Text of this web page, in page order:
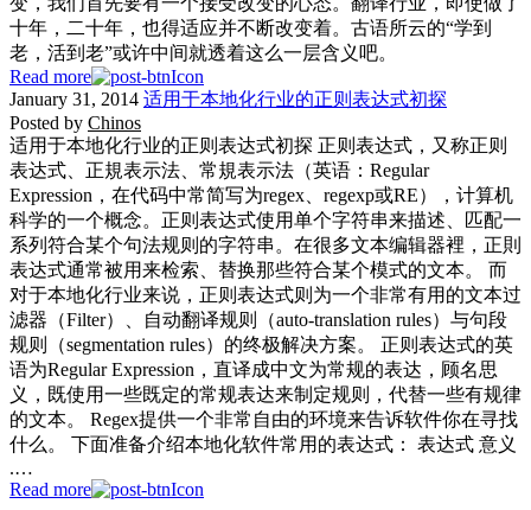
十年，二十年，也得适应并不断改变着。古语所云的“学到
老，活到老”或许中间就透着这么一层含义吧。
Read more
January 31, 2014 适用于本地化行业的正则表达式初探
Posted by Chinos
适用于本地化行业的正则表达式初探 正则表达式，又称正则
表达式、正規表示法、常規表示法（英语：Regular
Expression，在代码中常简写为regex、regexp或RE），计算机
科学的一个概念。正则表达式使用单个字符串来描述、匹配一
系列符合某个句法规则的字符串。在很多文本编辑器裡，正則
表达式通常被用来检索、替换那些符合某个模式的文本。 而
对于本地化行业来说，正则表达式则为一个非常有用的文本过
滤器（Filter）、自动翻译规则（auto-translation rules）与句段
规则（segmentation rules）的终极解决方案。 正则表达式的英
语为Regular Expression，直译成中文为常规的表达，顾名思
义，既使用一些既定的常规表达来制定规则，代替一些有规律
的文本。 Regex提供一个非常自由的环境来告诉软件你在寻找
什么。 下面准备介绍本地化软件常用的表达式： 表达式 意义
.…
Read more